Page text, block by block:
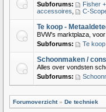
Subforums: Fisher
accessoires
C-
Te koop -
BVW's marktplaza,
Subforums:
Te
Schoonmaken /
Alles over vondsten
Subforums:
Forumoverzicht» De techniek